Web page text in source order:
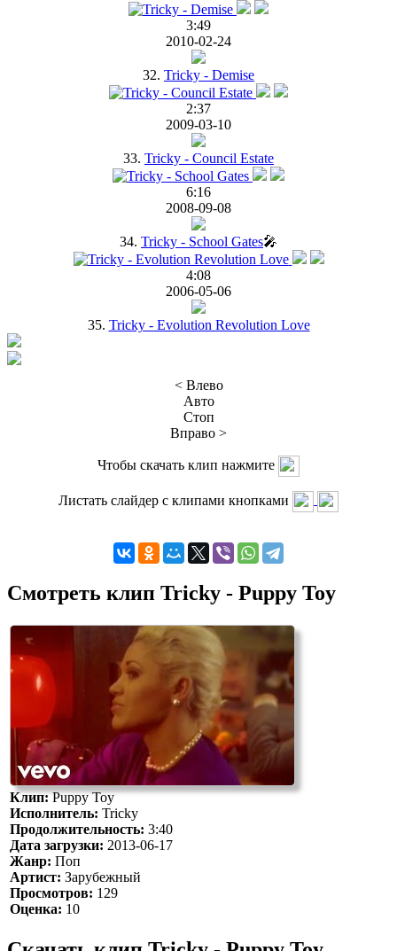
3:49
2010-02-24
32. Tricky - Demise
2:37
2009-03-10
33. Tricky - Council Estate
6:16
2008-09-08
34. Tricky - School Gates🎤
4:08
2006-05-06
35. Tricky - Evolution Revolution Love
< Влево
Авто
Стоп
Вправо >
Чтобы скачать клип нажмите
Листать слайдер с клипами кнопками
Смотреть клип Tricky - Puppy Toy
Клип:Puppy Toy
Исполнитель: Tricky
Продолжительность: 3:40
Дата загрузки: 2013-06-17
Жанр: Поп
Артист: Зарубежный
Просмотров: 129
Оценка: 10